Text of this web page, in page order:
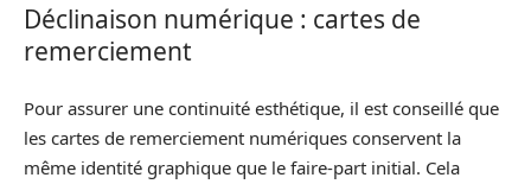
Déclinaison numérique : cartes de
remerciement
Pour assurer une continuité esthétique, il est conseillé que
les cartes de remerciement numériques conservent la
même identité graphique que le faire-part initial. Cela